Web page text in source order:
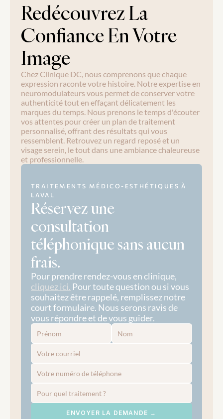
Redécouvrez La
Confiance En Votre
Image
Chez Clinique DC, nous comprenons que chaque
expression raconte votre histoire. Notre expertise en
neuromodulateurs vous permet de conserver votre
authenticité tout en effaçant délicatement les
marques du temps. Nous prenons le temps d'écouter
vos attentes pour créer un plan de traitement
personnalisé, offrant des résultats qui vous
ressemblent. Retrouvez un regard reposé et un
visage serein, le tout dans une ambiance chaleureuse
et professionnelle.
TRAITEMENTS MÉDICO-ESTHÉTIQUES À
LAVAL
Réservez une
consultation
téléphonique sans aucun
frais.
cliquez ici. Pour toute question ou si vous
souhaitez être rappelé, remplissez notre
court formulaire. Nous serons ravis de
vous répondre et de vous guider.
ENVOYER LA DEMANDE →